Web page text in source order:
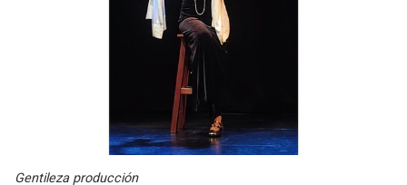
Gentileza producción